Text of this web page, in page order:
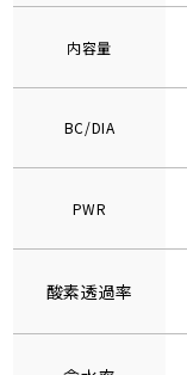
内容量
BC/DIA
PWR
酸素透過率